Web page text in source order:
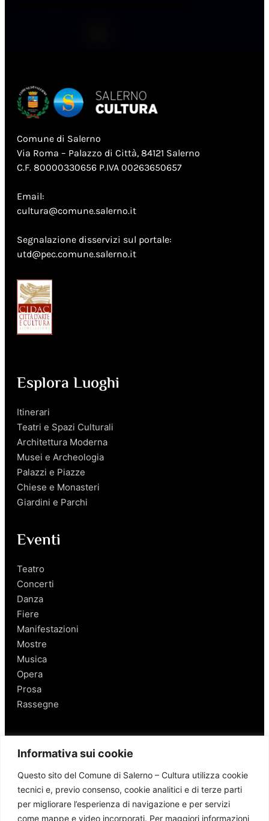
Informativa sui cookie
Questo sito del Comune di Salerno – Cultura utilizza cookie
tecnici e, previo consenso, cookie analitici e di terze parti
per migliorare l’esperienza di navigazione e per servizi
come mappe e video incorporati. Per maggiori informazioni
Comune di Salerno
Via Roma – Palazzo di Città, 84121 Salerno
C.F. 80000330656 P.IVA 00263650657
Email:
cultura@comune.salerno.it
Segnalazione disservizi sul portale:
utd@pec.comune.salerno.it
Esplora Luoghi
Itinerari
Teatri e Spazi Culturali
Architettura Moderna
Musei e Archeologia
Palazzi e Piazze
Chiese e Monasteri
Giardini e Parchi
Eventi
Teatro
Concerti
Danza
Fiere
Manifestazioni
Mostre
Musica
Opera
Prosa
Rassegne
Salerno
Personaggi
Enogastronomia
Mobilità a Salerno
Luoghi nei Dintorni